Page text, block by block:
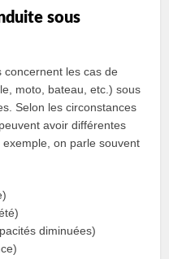
sous
concernent les cas de
moto, bateau, etc.) sous
Selon les circonstances
avoir différentes
on parle souvent
diminuées)